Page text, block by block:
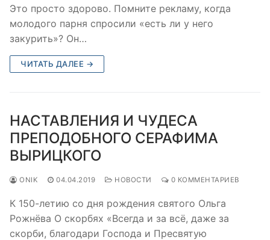
Это просто здорово. Помните рекламу, когда
молодого парня спросили «есть ли у него
закурить»? Он…
ЧИТАТЬ ДАЛЕЕ →
НАСТАВЛЕНИЯ И ЧУДЕСА
ПРЕПОДОБНОГО СЕРАФИМА
ВЫРИЦКОГО
ONIK 04.04.2019 НОВОСТИ 0 КОММЕНТАРИЕВ
К 150-летию со дня рождения святого Ольга
Рожнёва О скорбях «Всегда и за всё, даже за
скорби, благодари Господа и Пресвятую